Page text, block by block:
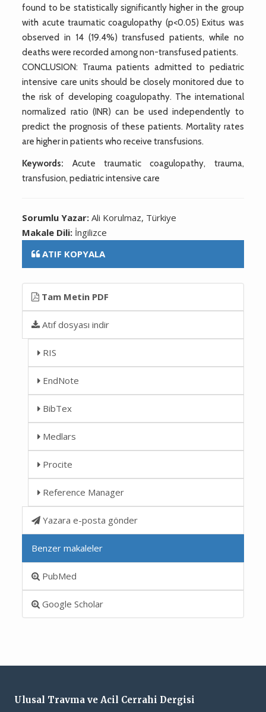
found to be statistically significantly higher in the group
with acute traumatic coagulopathy (p<0.05) Exitus was
observed in 14 (19.4%) transfused patients, while no
deaths were recorded among non-transfused patients.
CONCLUSION: Trauma patients admitted to pediatric
intensive care units should be closely monitored due to
the risk of developing coagulopathy. The international
normalized ratio (INR) can be used independently to
predict the prognosis of these patients. Mortality rates
are higher in patients who receive transfusions.
Keywords: Acute traumatic coagulopathy, trauma,
transfusion, pediatric intensive care
Sorumlu Yazar:Ali Korulmaz, Türkiye
Makale Dili: İngilizce
ATIF KOPYALA
Tam Metin PDF
Atıf dosyası indir
RIS
EndNote
BibTex
Medlars
Procite
Reference Manager
Yazara e-posta gönder
Benzer makaleler
PubMed
Google Scholar
Ulusal Travma ve Acil Cerrahi Dergisi